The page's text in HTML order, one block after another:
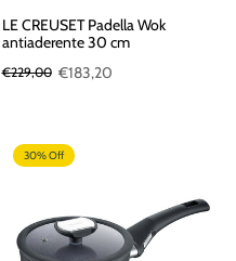
LE CREUSET Padella Wok
antiaderente 30 cm
€229,00 €183,20
30% Off